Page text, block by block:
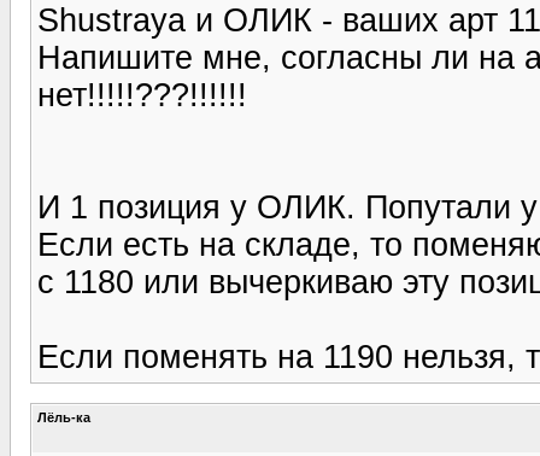
Shustraya и ОЛИК - ваших арт
Напишите мне, согласны ли на
нет!!!!!???!!!!!!
И 1 позиция у ОЛИК. Попутали
Если есть на складе, то
с 1180 или вычеркиваю эту
Если поменять на 1190 нельзя,
Лёль-ка